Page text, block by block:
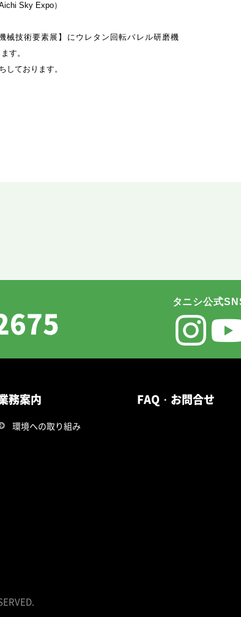
Sky Expo）
械技術要素展】にウレタン回転バレル研磨機
す。
しております。
タニシ公式
務案内
環境への取り組み
FAQ・お問合せ